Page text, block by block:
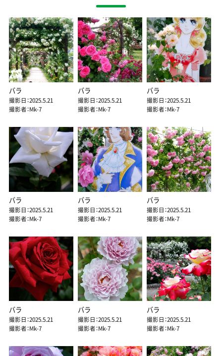
バラ
撮影日：2025.5.21
撮影者：Mk-7
バラ
撮影日：2025.5.21
撮影者：Mk-7
バラ
撮影日：2025.5.21
撮影者：Mk-7
バラ
撮影日：2025.5.21
撮影者：Mk-7
バラ
撮影日：2025.5.21
撮影者：Mk-7
バラ
撮影日：2025.5.21
撮影者：Mk-7
バラ
撮影日：2025.5.21
撮影者：Mk-7
バラ
撮影日：2025.5.21
撮影者：Mk-7
バラ
撮影日：2025.5.21
撮影者：Mk-7